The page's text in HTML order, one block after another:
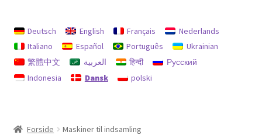
aftryk
Brugte maskiner
Deutsch English Français
Nederlands
Italiano
Español Português
Ukrainian
繁體中文
العربية हिन्दी
Русский
Indonesia
Dansk polski
Forside Maskiner til indsamling